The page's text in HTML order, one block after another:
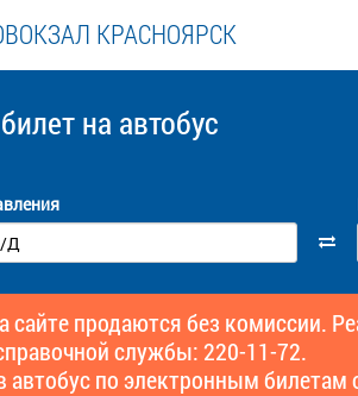
КРАСНОЯРСК
на автобус
сайте продаются без комиссии.
службы: 220-11-72.
автобус по электронным